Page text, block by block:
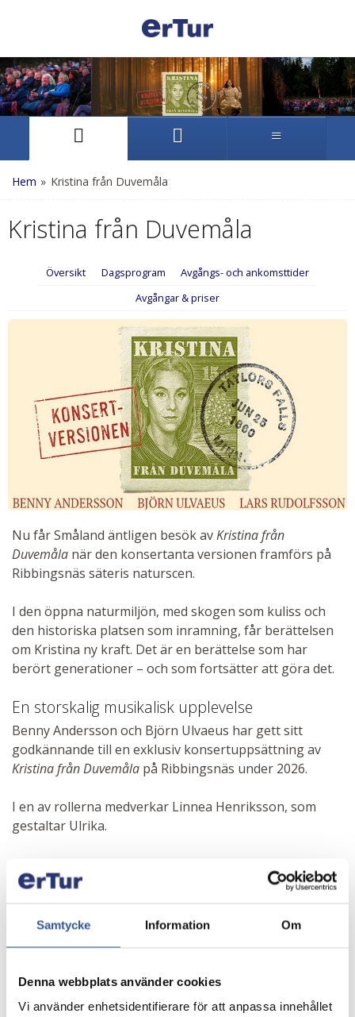
Samtycke Information Om
Denna webbplats använder cookies
Vi använder enhetsidentifierare för att anpassa innehållet
Hem » Kristina från Duvemåla
Kristina från Duvemåla
Översikt Dagsprogram
Avgångs- och ankomsttider
Avgångar & priser
Nu får Småland äntligen besök avKristina från
Duvemåla när den konsertanta versionen framförs på
Ribbingsnäs säteris naturscen.
I den öppna naturmiljön, med skogen som kuliss och
den historiska platsen som inramning, får berättelsen
om Kristina ny kraft. Det är en berättelse som har
berört generationer – och som fortsätter att göra det.
En storskalig musikalisk upplevelse
Benny Andersson och Björn Ulvaeus har gett sitt
godkännande till en exklusiv konsertuppsättning av
Kristina från Duvemåla på Ribbingsnäs under 2026.
I en av rollerna medverkar Linnea Henriksson, som
gestaltar Ulrika.
Dagar: 1